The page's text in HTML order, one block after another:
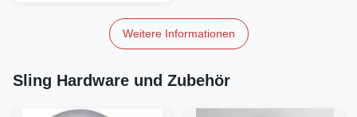
Weitere Informationen
Sling Hardware und Zubehör